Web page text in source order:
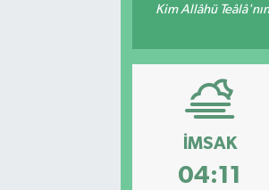
Kim Allâhü
İMSAK
04:11